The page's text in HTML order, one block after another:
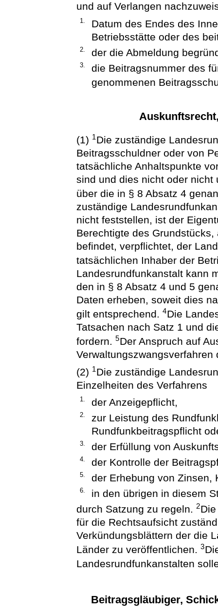
und auf Verlangen
1.
Datum des Endes des
Betriebsstätte oder des
2. der die Abmeldung
3.
die Beitragsnummer des
genommenen
(1) 1Die zuständige
Beitragsschuldner oder von
tatsächliche Anhaltspunkte
sind und dies nicht oder nicht
über die in § 8 Absatz 4
zuständige
nicht feststellen, ist der
Berechtigte des
befindet, verpflichtet, der
tatsächlichen Inhaber der
Landesrundfunkanstalt kann
den in § 8 Absatz 4 und 5
Daten erheben, soweit dies
gilt entsprechend.4Die
Tatsachen nach Satz 1 und
fordern.5Der Anspruch auf
Verwaltungszwangsverfahren
(2) 1Die zuständige
Einzelheiten des Verfahrens
1. der Anzeigepflicht,
2.
zur Leistung des
Rundfunkbeitragspflicht
3. der Erfüllung von
4. der Kontrolle der
5. der Erhebung von Zinsen,
6.
in den übrigen in diesem
durch Satzung zu regeln.2
für die Rechtsaufsicht
Verkündungsblättern der die
Länder zu veröffentlichen.3
Landesrundfunkanstalten
Beitragsgläubiger,